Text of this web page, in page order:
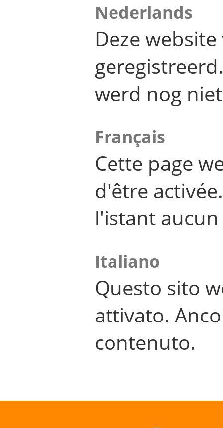
Nederlands
Deze
werd nog
Français
Cette page
d'être
l'istant
Italiano
Questo sito
attivato.
contenuto.